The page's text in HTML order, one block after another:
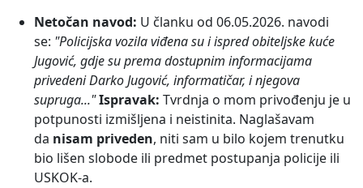
Netočan navod: U članku od 06.05.2026. navodi
se: "Policijska vozila viđena su i ispred obiteljske kuće
Jugović, gdje su prema dostupnim informacijama
privedeni Darko Jugović, informatičar, i njegova
supruga..."Ispravak: Tvrdnja o mom privođenju je u
potpunosti izmišljena i neistinita. Naglašavam
da nisam priveden, niti sam u bilo kojem trenutku
bio lišen slobode ili predmet postupanja policije ili
USKOK-a.